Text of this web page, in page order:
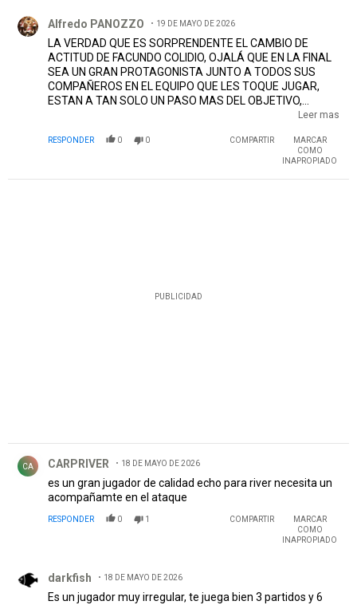
Alfredo PANOZZO 19 DE MAYO DE 2026
LA VERDAD QUE ES SORPRENDENTE EL CAMBIO DE
ACTITUD DE FACUNDO COLIDIO, OJALÁ QUE EN LA FINAL
SEA UN GRAN PROTAGONISTA JUNTO A TODOS SUS
COMPAÑEROS EN EL EQUIPO QUE LES TOQUE JUGAR,
ESTAN A TAN SOLO UN PASO MAS DEL OBJETIVO,
VAMOS RIVER PLATE, VAMOS EQUIPO, A JUGAR COMO
GARRA Y FUTBOL, VAMOS MUCHACHOS
Leer mas
RESPONDER 0 0 COMPARTIR
MARCAR
COMO
INAPROPIADO
PUBLICIDAD
CA CARPRIVER 18 DE MAYO DE 2026
es un gran jugador de calidad echo para river necesita un
acompañamte en el ataque
RESPONDER 0 1 COMPARTIR
MARCAR
COMO
INAPROPIADO
darkfish 18 DE MAYO DE 2026
Es un jugador muy irregular, te juega bien 3 partidos y 6